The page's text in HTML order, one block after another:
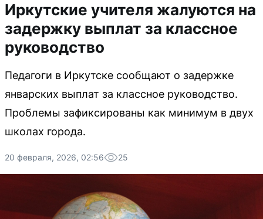
Иркутские учителя жалуются на
задержку выплат за классное
руководство
Педагоги в Иркутске сообщают о задержке
январских выплат за классное руководство.
Проблемы зафиксированы как минимум в двух
школах города.
20 февраля, 2026, 02:56 25